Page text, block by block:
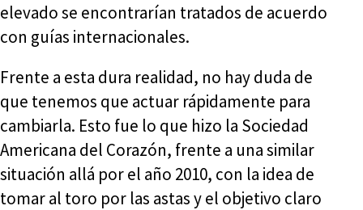
elevado se encontrarían tratados de acuerdo
con guías internacionales.
Frente a esta dura realidad, no hay duda de
que tenemos que actuar rápidamente para
cambiarla. Esto fue lo que hizo la Sociedad
Americana del Corazón, frente a una similar
situación allá por el año 2010, con la idea de
tomar al toro por las astas y el objetivo claro